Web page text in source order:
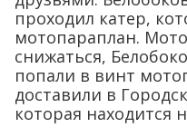
проходил катер,
мотопараплан.
снижаться,
попали в винт
доставили в
которая находится